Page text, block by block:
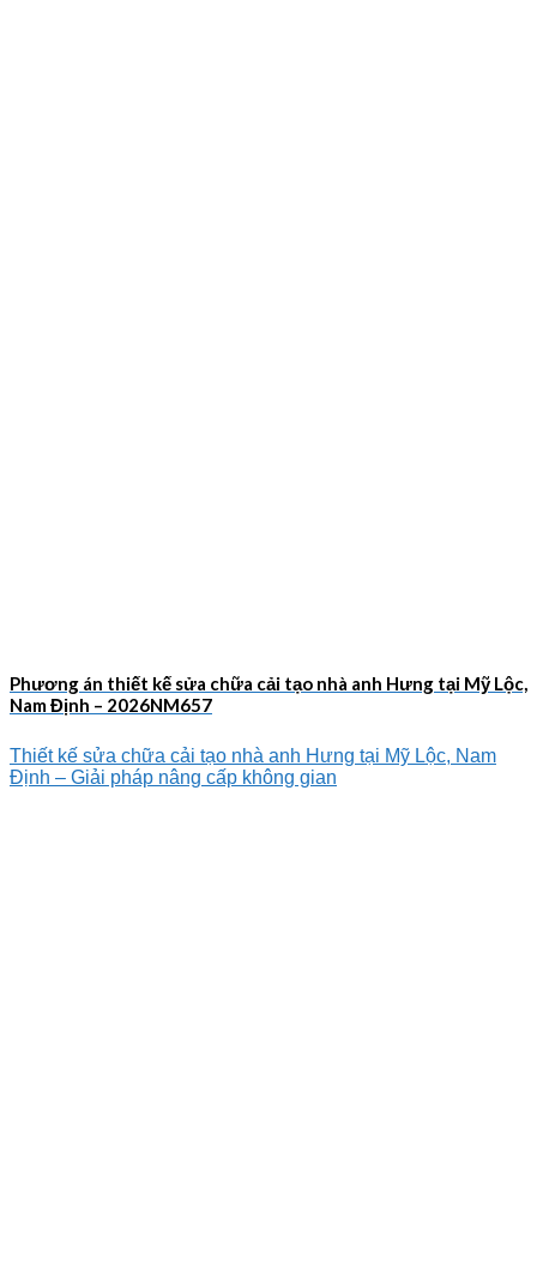
Phương án thiết kế sửa chữa cải tạo nhà anh Hưng tại Mỹ Lộc,
Nam Định – 2026NM657
Thiết kế sửa chữa cải tạo nhà anh Hưng tại Mỹ Lộc, Nam
Định – Giải pháp nâng cấp không gian